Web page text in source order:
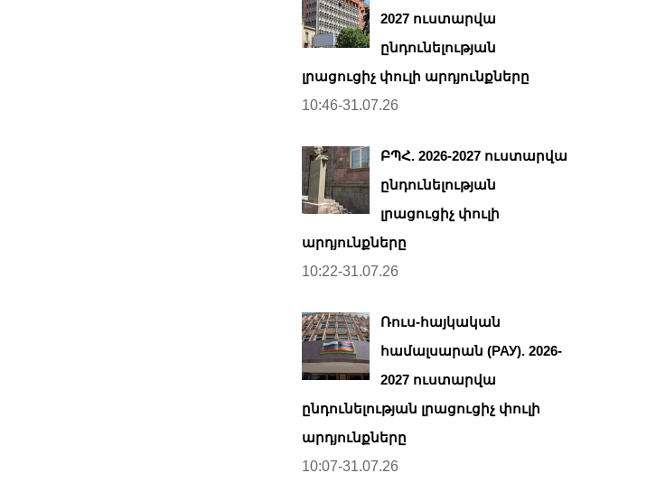
2027 ուստարվա
ընդունելության
լրացուցիչ փուլի արդյունքները
10:46-31.07.26
ԲՊՀ. 2026-2027 ուստարվա
ընդունելության
լրացուցիչ փուլի
արդյունքները
10:22-31.07.26
Ռուս-հայկական
համալսարան (РАУ). 2026-
2027 ուստարվա
ընդունելության լրացուցիչ փուլի
արդյունքները
10:07-31.07.26